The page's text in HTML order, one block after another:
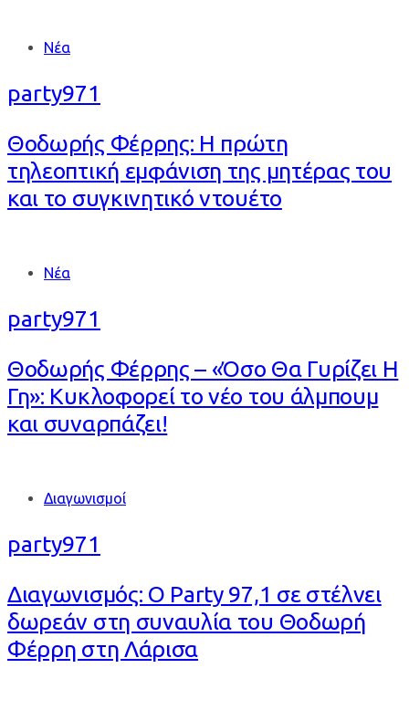
Tags Νέα
party971
Θοδωρής Φέρρης: Η πρώτη
τηλεοπτική εμφάνιση της μητέρας του
και το συγκινητικό ντουέτο
Tags Νέα
party971
Θοδωρής Φέρρης – «Όσο Θα Γυρίζει Η
Γη»: Kυκλοφορεί το νέο του άλμπουμ
και συναρπάζει!
Tags Διαγωνισμοί
party971
Διαγωνισμός: Ο Party 97,1 σε στέλνει
δωρεάν στη συναυλία του Θοδωρή
Φέρρη στη Λάρισα